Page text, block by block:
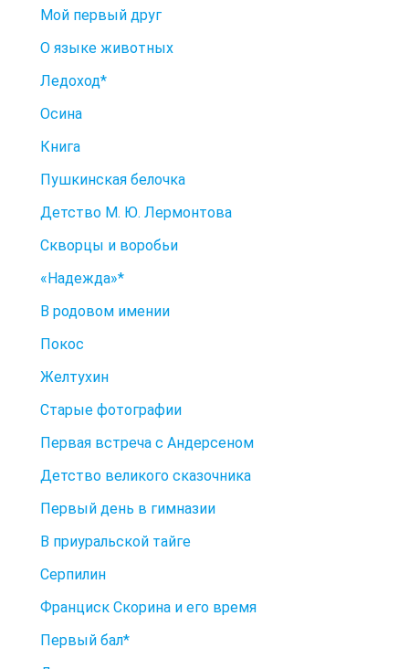
Мой первый друг
О языке животных
Ледоход*
Осина
Книга
Пушкинская белочка
Детство М. Ю. Лермонтова
Скворцы и воробьи
«Надежда»*
В родовом имении
Покос
Желтухин
Старые фотографии
Первая встреча с Андерсеном
Детство великого сказочника
Первый день в гимназии
В приуральской тайге
Серпилин
Франциск Скорина и его время
Первый бал*